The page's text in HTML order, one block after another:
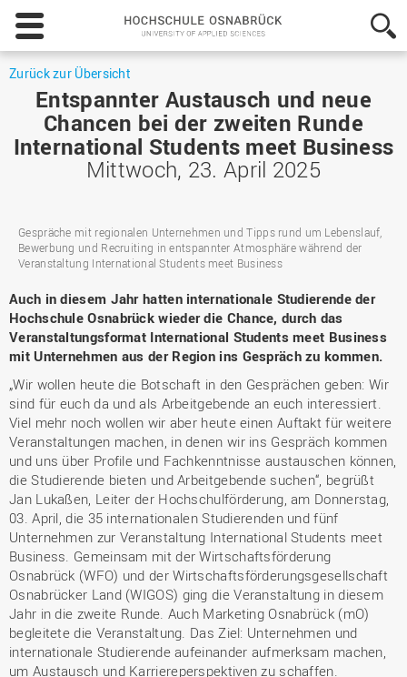
Hochschule
Osnabrück
-
Applied
Sciences
Zurück zur Übersicht
Entspannter Austausch und neue
Chancen bei der zweiten Runde
International Students meet Business
Mittwoch, 23. April 2025
Gespräche mit regionalen Unternehmen und Tipps rund um Lebenslauf,
Bewerbung und Recruiting in entspannter Atmosphäre während der
Veranstaltung International Students meet Business
Auch in diesem Jahr hatten internationale Studierende der
Hochschule Osnabrück wieder die Chance, durch das
Veranstaltungsformat International Students meet Business
mit Unternehmen aus der Region ins Gespräch zu kommen.
„Wir wollen heute die Botschaft in den Gesprächen geben: Wir
sind für euch da und als Arbeitgebende an euch interessiert.
Viel mehr noch wollen wir aber heute einen Auftakt für weitere
Veranstaltungen machen, in denen wir ins Gespräch kommen
und uns über Profile und Fachkenntnisse austauschen können,
die Studierende bieten und Arbeitgebende suchen“, begrüßt
Jan Lukaßen, Leiter der Hochschulförderung, am Donnerstag,
03. April, die 35 internationalen Studierenden und fünf
Unternehmen zur Veranstaltung International Students meet
Business. Gemeinsam mit der Wirtschaftsförderung
Osnabrück (WFO) und der Wirtschaftsförderungsgesellschaft
Osnabrücker Land (WIGOS) ging die Veranstaltung in diesem
Jahr in die zweite Runde. Auch Marketing Osnabrück (mO)
begleitete die Veranstaltung. Das Ziel: Unternehmen und
internationale Studierende aufeinander aufmerksam machen,
um Austausch und Karriereperspektiven zu schaffen.